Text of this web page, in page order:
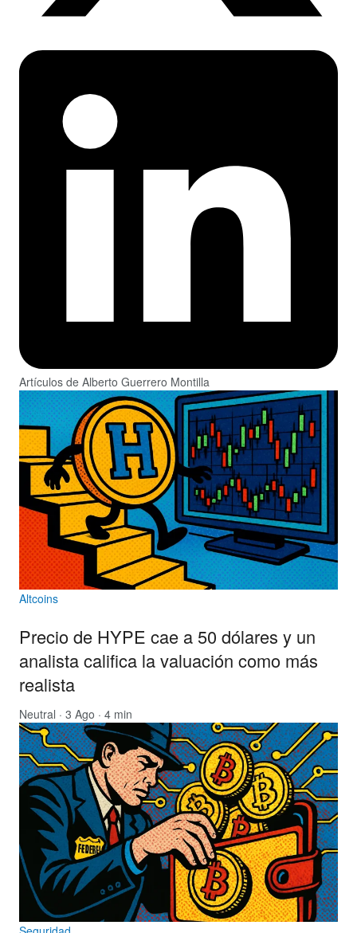
Artículos de Alberto Guerrero Montilla
Altcoins
Precio de HYPE cae a 50 dólares y un
analista califica la valuación como más
realista
Neutral · 3 Ago · 4 min